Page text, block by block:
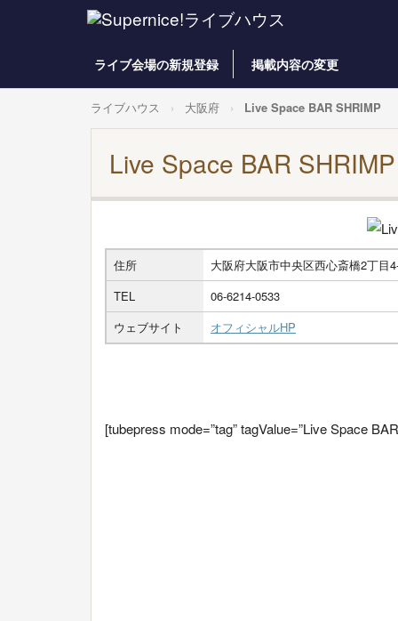
ライブ会場の新規登録 掲載内容の変更
ライブハウス 大阪府 Live Space BAR SHRIMP
Live Space BAR SHRIMP
住所
大阪府大阪市中央区西心斎橋2丁目
TEL
06-6214-0533
ウェブサイト
オフィシャルHP
[tubepress mode=”tag” tagValue=”Live Space